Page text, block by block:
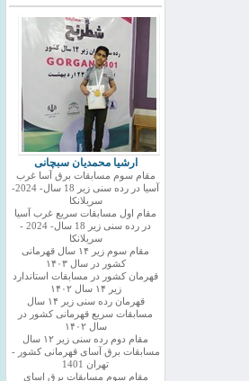
ارشیا محمدیان سبچانی
مقام سوم مسابقات برق آسا غرب
آسیا در رده سنی زیر 18 سال- 2024-
سریلانکا
مقام اول مسابقات سریع غرب آسیا
در رده سنی زیر 18 سال- 2024 -
سریلانکا
مقام سوم زیر ۱۴ سال قهرمانی
کشور در سال ۱۴۰۳
قهرمان کشور در مسابقات استاندارد
زیر ۱۴ سال ۱۴۰۲
قهرمان رده سنی زیر ۱۴ سال
مسابقات سریع قهرمانی کشور در
سال ۱۴۰۲
مقام دوم رده سنی زیر ۱۲ سال
مسابقات برق آسای قهرمانی کشور -
تهران 1401
مقام سوم مسابقات برق اسای